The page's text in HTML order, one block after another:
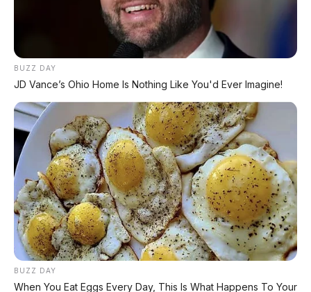
PROMO TERBATAS!
MILIKI MOBIL IMPIAN
KREDIT MOBIL
✔ TANPA DP
✔ GRATIS ANGSURAN 1X
✔ GRATIS BALIK NAMA
BUZZ DAY
JD Vance’s Ohio Home Is Nothing Like You'd Ever Imagine!
BUZZ DAY
When You Eat Eggs Every Day, This Is What Happens To Your